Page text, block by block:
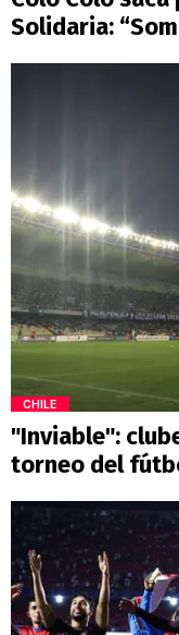
Solidaria:
CHILE
"Inviable":
torneo del